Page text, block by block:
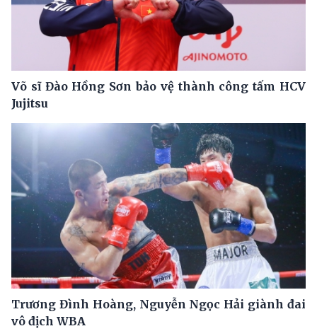
Võ sĩ Đào Hồng Sơn bảo vệ thành công tấm HCV
Jujitsu
Trương Đình Hoàng, Nguyễn Ngọc Hải giành đai
vô địch WBA